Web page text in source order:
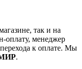
так и на
оплату, менеджер
к оплате. Мы
МИР.